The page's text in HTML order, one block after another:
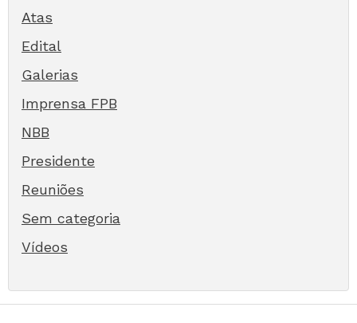
Atas
Edital
Galerias
Imprensa FPB
NBB
Presidente
Reuniões
Sem categoria
Vídeos